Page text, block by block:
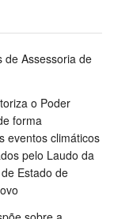
de Assessoria de
o Poder
forma
eventos climáticos
pelo Laudo da
Estado de